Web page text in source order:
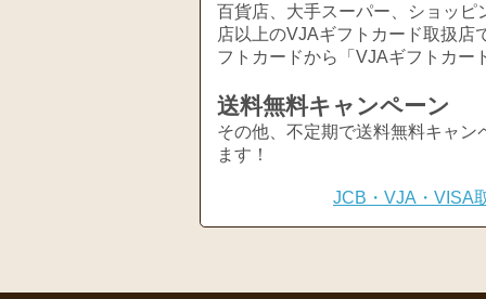
百貨店、大手スーパー、ショッ
店以上のVJAギフトカード取扱店
フトカードから「VJAギフトカー
送料無料キャンペーン
その他、不定期で送料無料キャ
ます！
JCB・VJA・VISA